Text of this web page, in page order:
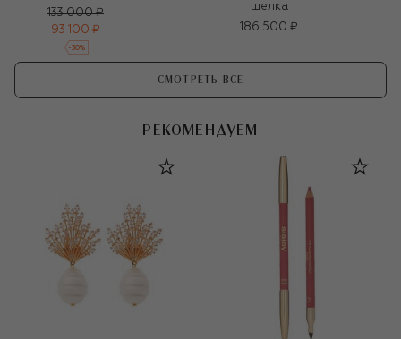
133 000 ₽
93 100 ₽
-30%
шелка
186 500 ₽
СМОТРЕТЬ ВСЕ
РЕКОМЕНДУЕМ